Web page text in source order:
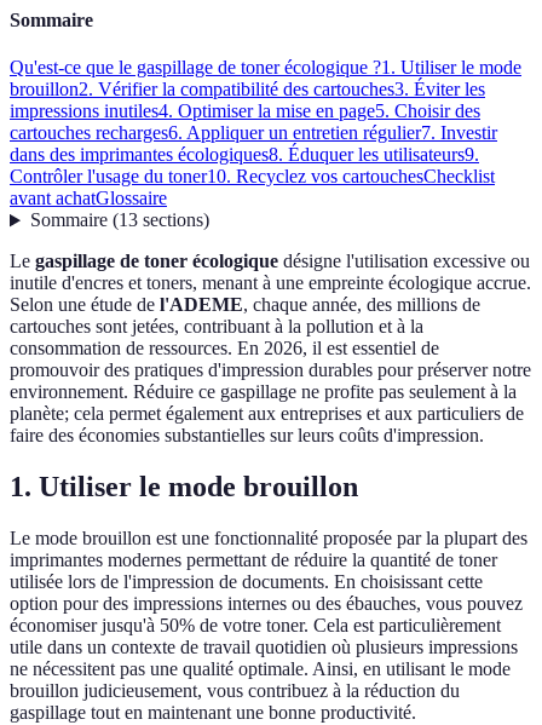
Sommaire
Qu'est-ce que le gaspillage de toner écologique ?1. Utiliser le mode
brouillon2. Vérifier la compatibilité des cartouches3. Éviter les
impressions inutiles4. Optimiser la mise en page5. Choisir des
cartouches recharges6. Appliquer un entretien régulier7. Investir
dans des imprimantes écologiques8. Éduquer les utilisateurs9.
Contrôler l'usage du toner10. Recyclez vos cartouchesChecklist
avant achatGlossaire
Sommaire(13 sections)
Le gaspillage de toner écologique désigne l'utilisation excessive ou
inutile d'encres et toners, menant à une empreinte écologique accrue.
Selon une étude de l'ADEME, chaque année, des millions de
cartouches sont jetées, contribuant à la pollution et à la
consommation de ressources. En 2026, il est essentiel de
promouvoir des pratiques d'impression durables pour préserver notre
environnement. Réduire ce gaspillage ne profite pas seulement à la
planète; cela permet également aux entreprises et aux particuliers de
faire des économies substantielles sur leurs coûts d'impression.
1. Utiliser le mode brouillon
Le mode brouillon est une fonctionnalité proposée par la plupart des
imprimantes modernes permettant de réduire la quantité de toner
utilisée lors de l'impression de documents. En choisissant cette
option pour des impressions internes ou des ébauches, vous pouvez
économiser jusqu'à 50% de votre toner. Cela est particulièrement
utile dans un contexte de travail quotidien où plusieurs impressions
ne nécessitent pas une qualité optimale. Ainsi, en utilisant le mode
brouillon judicieusement, vous contribuez à la réduction du
gaspillage tout en maintenant une bonne productivité.